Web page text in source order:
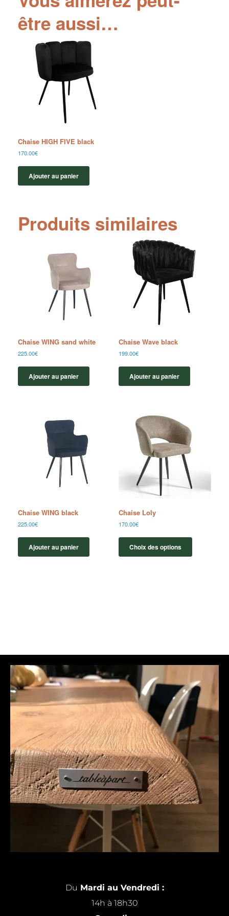
être aussi…
Chaise HIGH FIVE black
170.00€
Ajouter au panier
Produits similaires
Chaise WING sand white
225.00€
Ajouter au panier
Chaise Wave black
199.00€
Ajouter au panier
Chaise WING black
225.00€
Ajouter au panier
Chaise Loly
170.00€
Choix des options
Du Mardi au Vendredi :
14h à 18h30